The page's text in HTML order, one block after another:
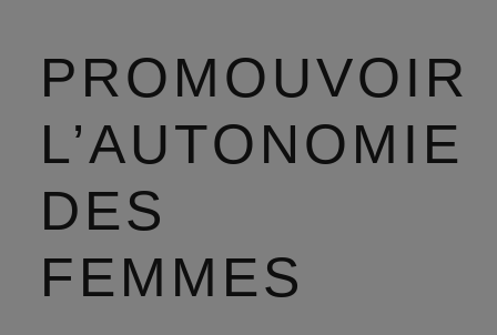
PROMOUVOIR
L’AUTONOMIE
DES
FEMMES